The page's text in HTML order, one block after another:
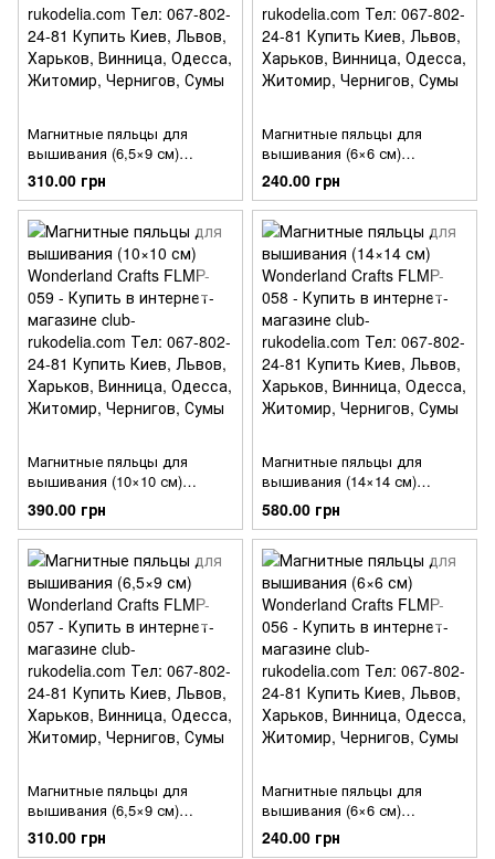
Магнитные пяльцы для
вышивания (6,5×9 см)
Wonderland Crafts FLMP-061
310.00 грн
Магнитные пяльцы для
вышивания (6×6 см)
Wonderland Crafts FLMP-060
240.00 грн
Магнитные пяльцы для
вышивания (10×10 см)
Wonderland Crafts FLMP-059
390.00 грн
Магнитные пяльцы для
вышивания (14×14 см)
Wonderland Crafts FLMP-058
580.00 грн
Магнитные пяльцы для
вышивания (6,5×9 см)
Wonderland Crafts FLMP-057
310.00 грн
Магнитные пяльцы для
вышивания (6×6 см)
Wonderland Crafts FLMP-056
240.00 грн